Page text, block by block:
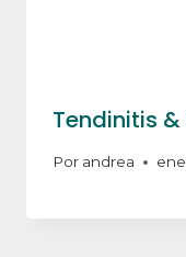
Tendinitis
Por andrea